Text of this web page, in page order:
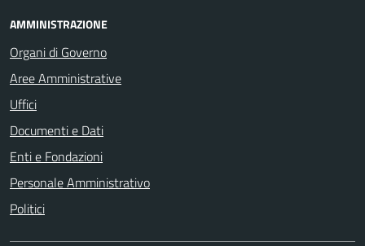
AMMINISTRAZIONE
Organi di Governo
Aree Amministrative
Uffici
Documenti e Dati
Enti e Fondazioni
Personale Amministrativo
Politici